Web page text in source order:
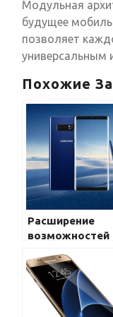
Модульная
будущее
позволяет
универсальным
Похожие
Расширение
возможностей
датчики и
функции